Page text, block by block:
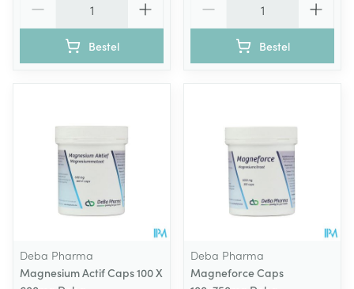
Bestel Bestel
Deba Pharma
Magnesium Actif Caps 100 X
Deba Pharma
Magneforce Caps